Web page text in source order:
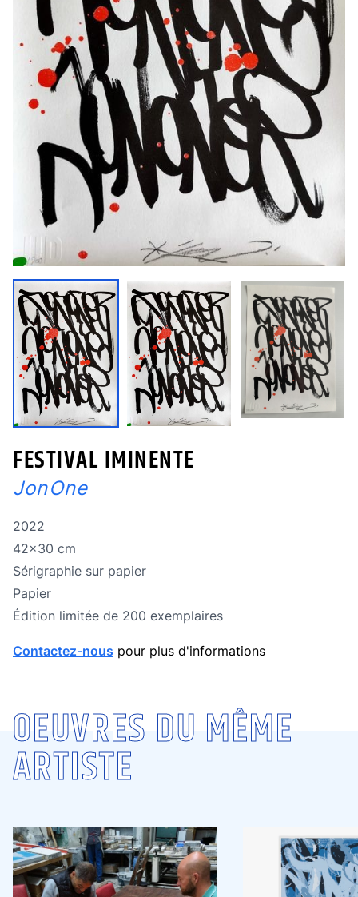
FESTIVAL IMINENTE
JonOne
Année de réalisation
2022
Dimensions
42x30 cm
Technique
Sérigraphie sur papier
Technique
Papier
édition limitée
Édition limitée de 200 exemplaires
Contactez-nous pour plus d'informations
OEUVRES DU MÊME
ARTISTE